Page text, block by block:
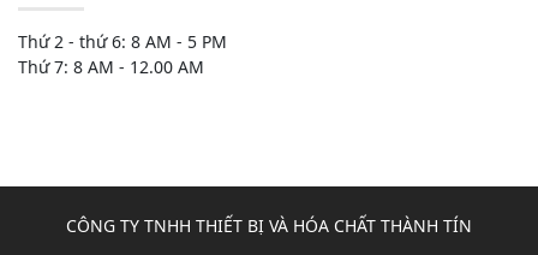
Thứ 2 - thứ 6: 8 AM - 5 PM
Thứ 7: 8 AM - 12.00 AM
CÔNG TY TNHH THIẾT BỊ VÀ HÓA CHẤT THÀNH TÍN